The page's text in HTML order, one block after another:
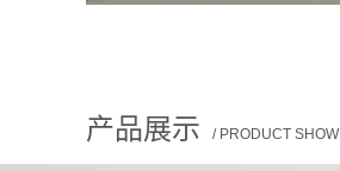
产品展示 / PRODUCT SHOW